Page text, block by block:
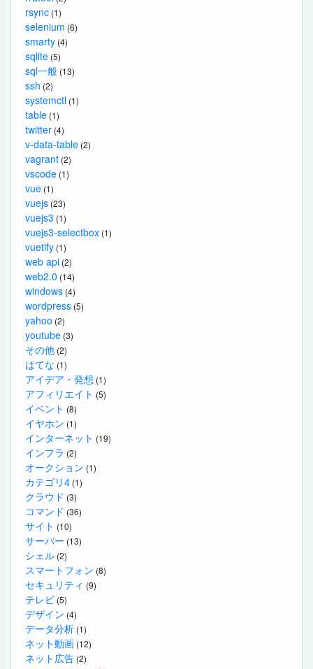
rsync (1)
selenium (6)
smarty (4)
sqlite (5)
sql一般 (13)
ssh (2)
systemctl (1)
table (1)
twitter (4)
v-data-table (2)
vagrant (2)
vscode (1)
vue (1)
vuejs (23)
vuejs3 (1)
vuejs3-selectbox (1)
vuetify (1)
web api (2)
web2.0 (14)
windows (4)
wordpress (5)
yahoo (2)
youtube (3)
その他 (2)
はてな (1)
アイデア・発想 (1)
アフィリエイト (5)
イベント (8)
イヤホン (1)
インターネット (19)
インフラ (2)
オークション (1)
カテゴリ4 (1)
クラウド (3)
コマンド (36)
サイト (10)
サーバー (13)
シェル (2)
スマートフォン (8)
セキュリティ (9)
テレビ (5)
デザイン (4)
データ分析 (1)
ネット動画 (12)
ネット広告 (2)